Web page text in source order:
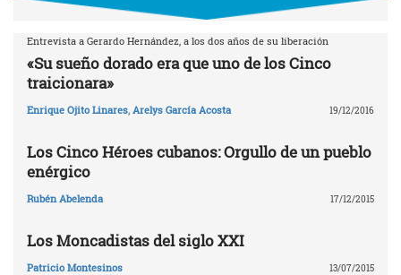
Entrevista a Gerardo Hernández, a los dos años de su liberación
«Su sueño dorado era que uno de los Cinco
traicionara»
Enrique Ojito Linares, Arelys García Acosta 19/12/2016
Los Cinco Héroes cubanos: Orgullo de un pueblo
enérgico
Rubén Abelenda 17/12/2015
Los Moncadistas del siglo XXI
Patricio Montesinos 13/07/2015